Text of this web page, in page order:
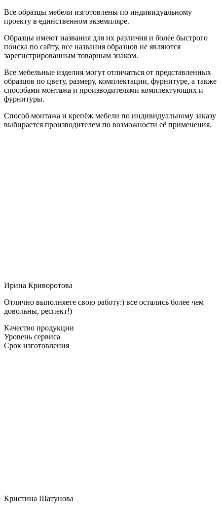
Все образцы мебели изготовлены по индивидуальному
проекту в единственном экземпляре.
Образцы имеют названия для их различия и более быстрого
поиска по сайту, все названия образцов не являются
зарегистрированным товарным знаком.
Все мебельные изделия могут отличаться от представленных
образцов по цвету, размеру, комплектации, фурнитуре, а также
способами монтажа и производителями комплектующих и
фурнитуры.
Способ монтажа и крепёж мебели по индивидуальному заказу
выбирается производителем по возможности её применения.
Ирина Криворотова
Отлично выполняете свою работу:) все остались более чем
довольны, респект!)
Качество продукции
Уровень сервиса
Срок изготовления
Кристина Шатунова